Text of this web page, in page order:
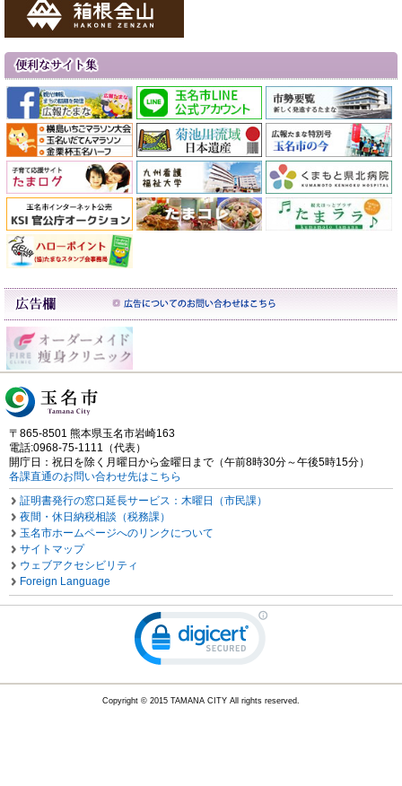
〒865-8501 熊本県玉名市岩崎163
電話:0968-75-1111（代表）
開庁日：祝日を除く月曜日から金曜日まで（午前8時30分～午後5時15分）
各課直通のお問い合わせ先はこちら
証明書発行の窓口延長サービス：木曜日（市民課）
夜間・休日納税相談（税務課）
玉名市ホームページへのリンクについて
サイトマップ
ウェブアクセシビリティ
Foreign Language
Copyright © 2015 TAMANA CITY All rights reserved.